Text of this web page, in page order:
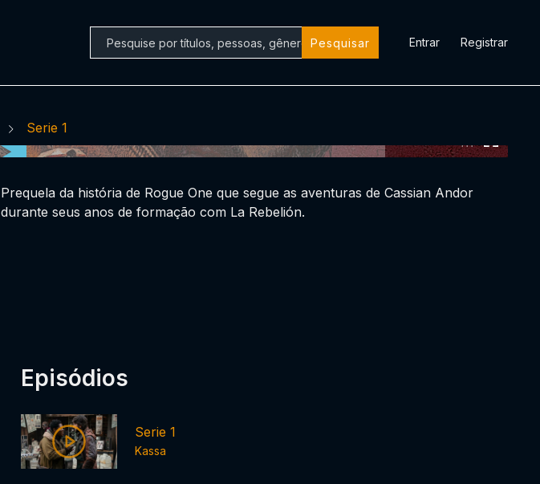
Pesquisar Entrar Registrar
Serie 1
Prequela da história de Rogue One que segue as aventuras de Cassian Andor
durante seus anos de formação com La Rebelión.
Episódios
Serie 1
Kassa